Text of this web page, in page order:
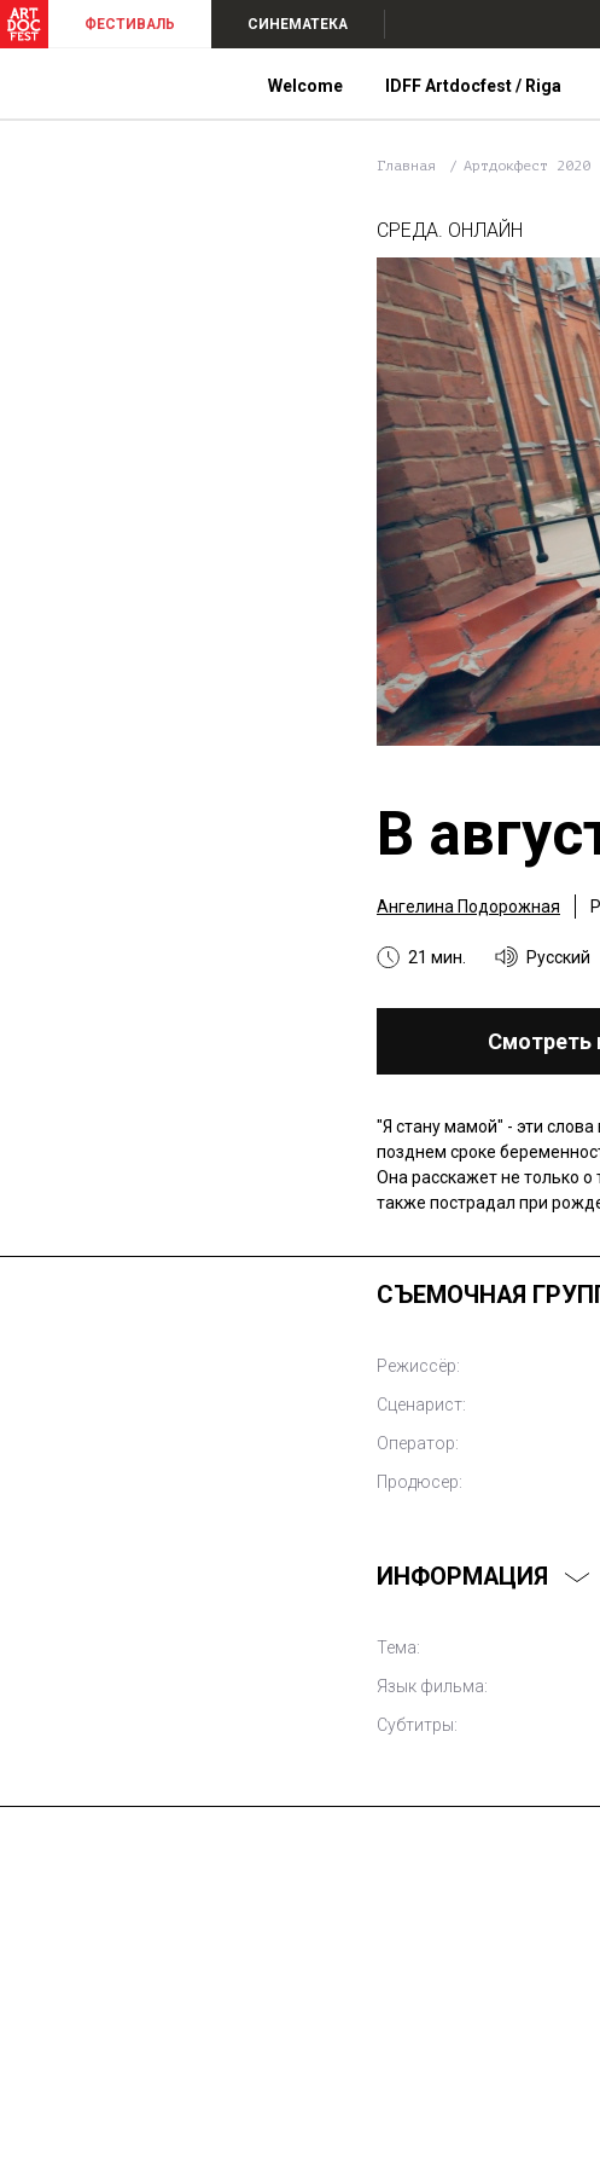
ФЕСТИВАЛЬ СИНЕМАТЕКА
Welcome IDFF Artdocfest / Riga
Главная Артдокфест 2020
СРЕДА. ОНЛАЙН
В
Ангелина Подорожная
21 мин. Русский
Смотреть
"Я стану мамой" - эти
позднем сроке
Она расскажет не только
также пострадал при
СЪЕМОЧНАЯ
Режиссёр:
Сценарист:
Оператор:
Продюсер:
ИНФОРМАЦИЯ
Тема:
Язык фильма:
Субтитры: